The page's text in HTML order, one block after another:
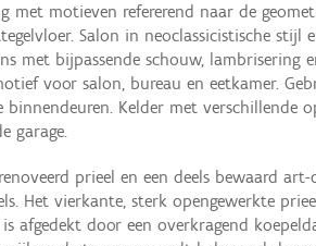
met motieven refererend naar de
Salon in neoclassicistische stijl
met bijpassende schouw, lambrisering
voor salon, bureau en eetkamer.
Kelder met verschillende
garage.
prieel en een deels bewaard
Het vierkante, sterk opengewerkte
afgedekt door een overkragend